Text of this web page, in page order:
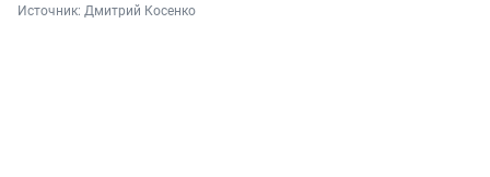
Источник: Дмитрий Косенко